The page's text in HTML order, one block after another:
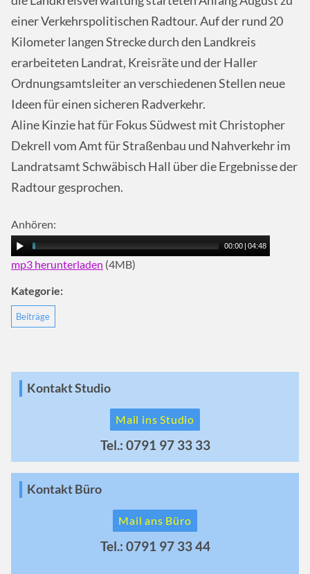
einer Verkehrspolitischen Radtour. Auf der rund 20
Kilometer langen Strecke durch den Landkreis
erarbeiteten Landrat, Kreisräte und der Haller
Ordnungsamtsleiter an verschiedenen Stellen neue
Ideen für einen sicheren Radverkehr.
Aline Kinzie hat für Fokus Südwest mit Christopher
Dekrell vom Amt für Straßenbau und Nahverkehr im
Landratsamt Schwäbisch Hall über die Ergebnisse der
Radtour gesprochen.
Anhören:
00:00 | 04:48
mp3 herunterladen (4MB)
Kategorie:
Beiträge
Kontakt Studio
Mail ins Studio
Tel.: 0791 97 33 33
Kontakt Büro
Mail ans Büro
Tel.: 0791 97 33 44